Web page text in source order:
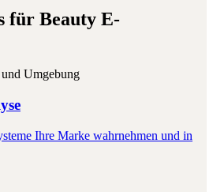
für Beauty E-
und Umgebung
Ihre Marke wahrnehmen und in